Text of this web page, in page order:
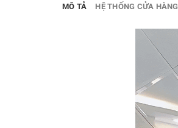
MÔ TẢ HỆ THỐNG CỬA HÀNG